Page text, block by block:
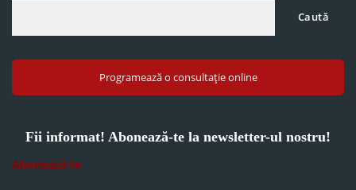
Caută
Programează o consultație online
Fii informat! Abonează-te la newsletter-ul nostru!
Abonează-te